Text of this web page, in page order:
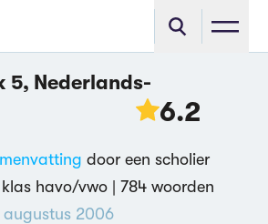
5, Nederlands-
6.2
door een scholier
havo/vwo | 784 woorden
augustus 2006